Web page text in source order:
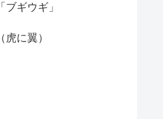
ギウギ」
に翼）